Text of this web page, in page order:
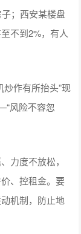
；西安某楼盘
不到2%，有人
作有所抬头”现
风险不容忽
力度不放松，
、控租金。要
机制，防止地